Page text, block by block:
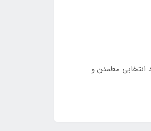
آرام و دلنشین داشته باشد، ادکلن شالیز زنانه رمی مارکویس 50 میل می‌تواند انتخابی مطمئن و